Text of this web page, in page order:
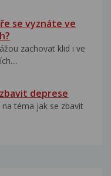
se vyznáte ve
zachovat klid i ve
zbavit deprese
téma jak se zbavit